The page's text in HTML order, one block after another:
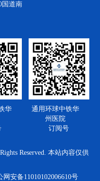
国道南
华
通用环球中铁华
州医院
订阅号
Reserved. 本站内容仅供
安备11010102006610号